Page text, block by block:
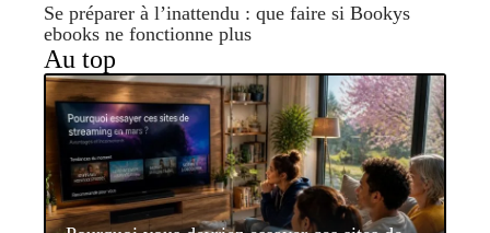
Se préparer à l’inattendu : que faire si Bookys
ebooks ne fonctionne plus
Au top